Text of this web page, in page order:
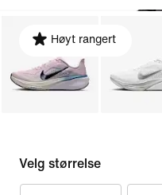
Høyt rangert
Velg størrelse